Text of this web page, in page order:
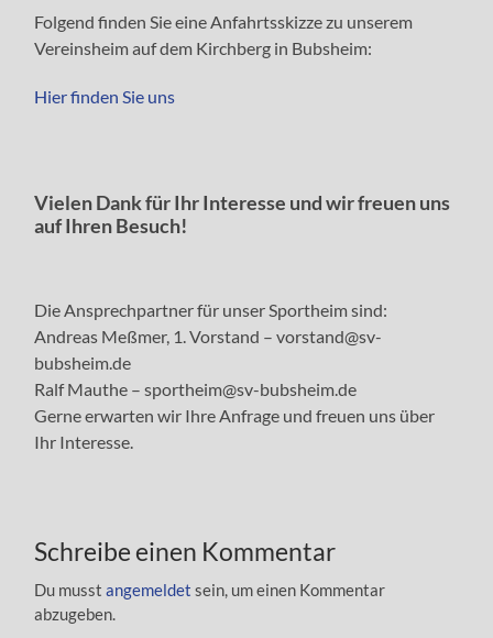
Folgend finden Sie eine Anfahrtsskizze zu unserem
Vereinsheim auf dem Kirchberg in Bubsheim:
Hier finden Sie uns
Vielen Dank für Ihr Interesse und wir freuen uns
auf Ihren Besuch!
Die Ansprechpartner für unser Sportheim sind:
Andreas Meßmer, 1. Vorstand – vorstand@sv-
bubsheim.de
Ralf Mauthe – sportheim@sv-bubsheim.de
Gerne erwarten wir Ihre Anfrage und freuen uns über
Ihr Interesse.
Schreibe einen Kommentar
Du musstangemeldet sein, um einen Kommentar
abzugeben.